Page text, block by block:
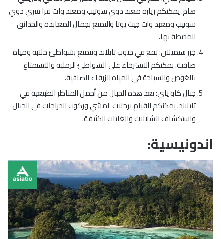
هام. يمكنكم زيارة معبد دوي سوتيب ومعبد وات فرا سري دوي
سوتيب ومعبد وات جيت يوتا والتمتع بجمال المعابده والحدائق
المحيطة بها.
جزر سيميلان: تقع في جنوب تايلاند وتتمتع بشواطئ خلابة ومياه
صافية. يمكنكم الاسترخاء على الشواطئ الرملية والاستمتاع
بالغوص والسباحة في المياه الزرقاء الصافية.
جبال كاو ياي: تعد هذه الجبال من أجمل المناظر الطبيعية في
تايلاند. يمكنكم القيام برحلات المشي وركوب الدراجات في الجبال
واستكشاف الشلالات والغابات الكثيفة.
اندونيسية: